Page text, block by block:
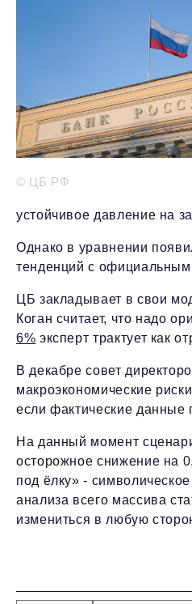
© ЦБ РФ
устойчивое давление на
Однако в уравнении
тенденций с официальным
ЦБ закладывает в свои
Коган считает, что надо
6% эксперт трактует как
В декабре совет
макроэкономические
если фактические данные
На данный момент
осторожное снижение на
под ёлку» -
анализа всего массива
измениться в любую